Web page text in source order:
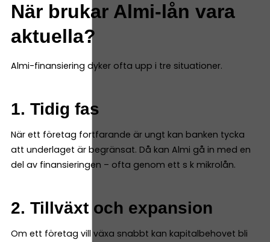
När brukar Almi-lån vara
aktuella?
Almi-finansiering dyker ofta upp i tre situationer.
1. Tidig fas
När ett företag fortfarande är ungt kan banken tycka
att underlaget är begränsat. Då kan Almi gå in med en
del av finansieringen – ofta genom ett s k mikrolån.
2. Tillväxt och expansion
Om ett företag vill växa snabbt kan kapitalbehovet bli